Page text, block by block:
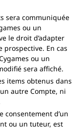
sera communiquée
ou un
le droit d’adapter
En cas
ou un
sera affiché.
items obtenus dans
autre Compte, ni
consentement d’un
ou un tuteur, est